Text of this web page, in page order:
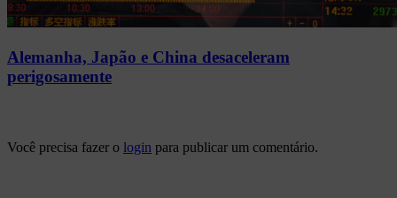
Alemanha, Japão e China desaceleram
perigosamente
Você precisa fazer o login para publicar um comentário.